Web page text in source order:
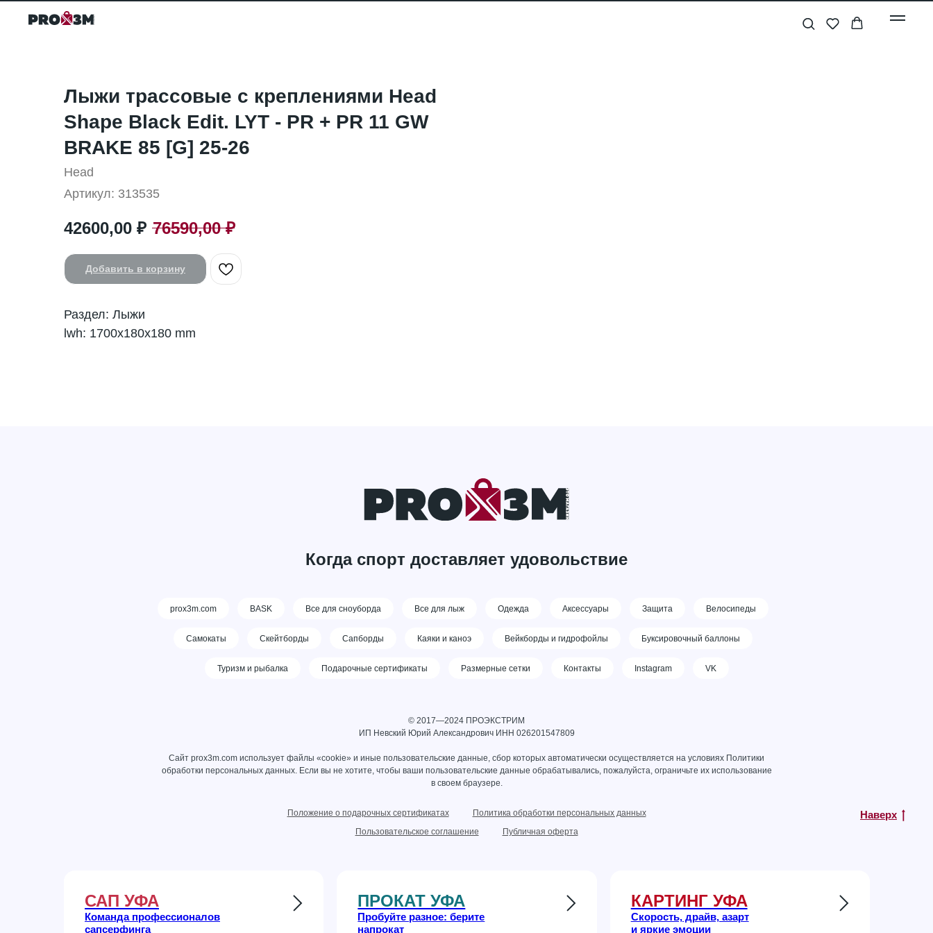
Лыжи трассовые с креплениями Head
Shape Black Edit. LYT - PR + PR 11 GW
BRAKE 85 [G] 25-26
Head
Артикул: 313535
42600,00 ₽ 76590,00 ₽
Добавить в корзину
Раздел: Лыжи
lwh: 1700x180x180 mm
Когда спорт доставляет удовольствие
prox3m.com BASK Все для сноуборда Все для лыж Одежда Аксессуары Защита Велосипеды
Самокаты Скейтборды Сапборды Каяки и каноэ Вейкборды и гидрофойлы Буксировочный баллоны
Туризм и рыбалка Подарочные сертификаты Размерные сетки Контакты Instagram VK
© 2017—2024 ПРОЭКСТРИМ
ИП Невский Юрий Александрович ИНН 026201547809
Сайт prox3m.com использует файлы «cookie» и иные пользовательские данные, сбор которых автоматически осуществляется на условиях Политики
обработки персональных данных. Если вы не хотите, чтобы ваши пользовательские данные обрабатывались, пожалуйста, ограничьте их использование
в своем браузере.
Положение о подарочных сертификатах
Политика обработки персональных данных
Пользовательское соглашение
Публичная оферта
Наверх
САП УФА
Команда профессионалов
сапсерфинга
ПРОКАТ УФА
Пробуйте разное: берите
напрокат
КАРТИНГ УФА
Скорость, драйв, азарт
и яркие эмоции